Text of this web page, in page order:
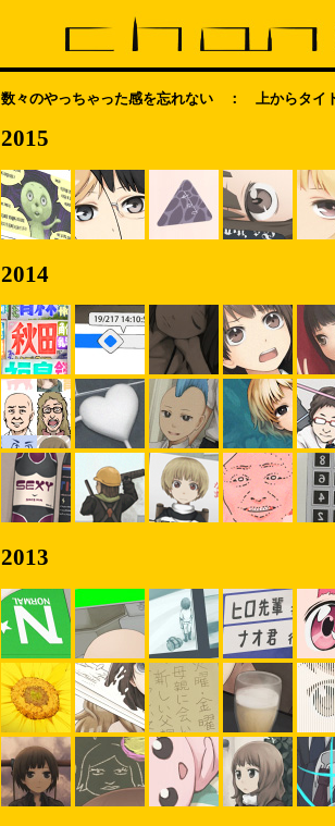
数々のやっちゃった感を忘れない ： 上からタイ
2015
2014
2013